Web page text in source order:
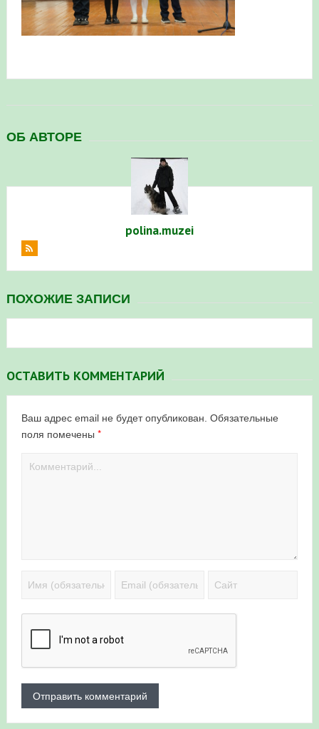
в Республике Башкортостан в 2026 году
ОБ АВТОРЕ
polina.muzei
ПОХОЖИЕ ЗАПИСИ
ОСТАВИТЬ КОММЕНТАРИЙ
Ваш адрес email не будет опубликован. Обязательные
поля помечены *